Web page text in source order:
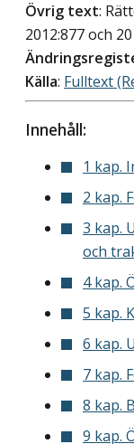
Övrig text:
2012:877 och
Källa: Fulltext
Innehåll:
1 kap.
2 kap.
3 kap.
och
4 kap.
5 kap.
6 kap.
7 kap.
8 kap.
9 kap.